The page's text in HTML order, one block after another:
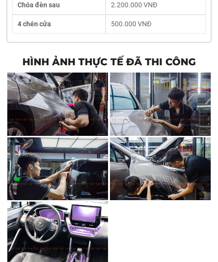
Chóa đèn sau 2.200.000 VNĐ
4 chén cửa 500.000 VNĐ
HÌNH ẢNH THỰC TẾ ĐÃ THI CÔNG